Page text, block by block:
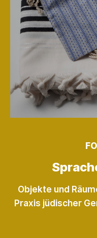
Objekte und
Praxis jüdischer